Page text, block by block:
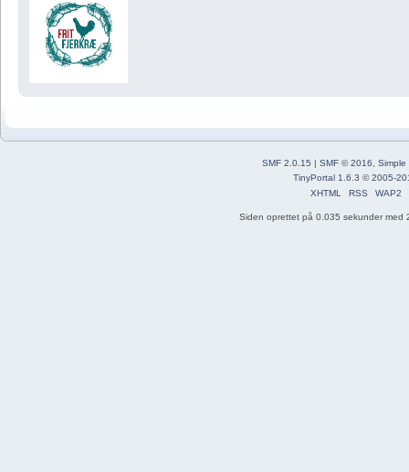
SMF 2.0.15 | SMF © 2016, Simple
TinyPortal 1.6.3 ©2005-
XHTML
RSS WAP2
Siden oprettet på 0.035 sekunder med